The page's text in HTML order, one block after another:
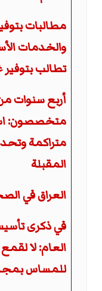
مطالبات
والخدمات
تطالب
أربع سنوات
متخصصون:
متراكمة
المقبلة
العراق في
العام: لا لقمع
للمساس